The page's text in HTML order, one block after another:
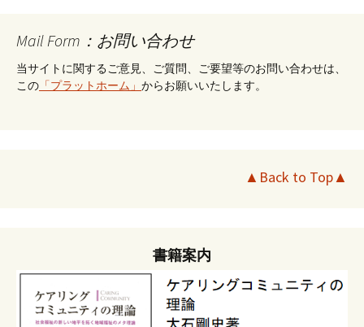
Mail Form：お問い合わせ
当サイトに関するご意見、ご質問、ご要望等のお問い合わせは、
この 「プラットホーム」 からお願いいたします。
▲Back to Top▲
書籍案内